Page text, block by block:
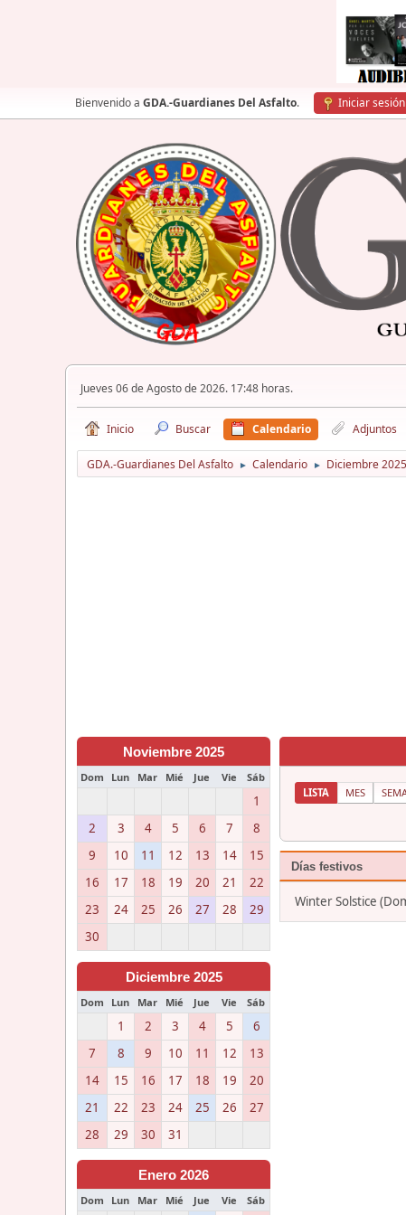
Bienvenido a GDA.-Guardianes Del Asfalto. Iniciar sesión
Jueves 06 de Agosto de 2026. 17:48 horas.
Inicio Buscar Calendario Adjuntos
GDA.-Guardianes Del Asfalto ► Calendario ► Diciembre 2025
Noviembre 2025
Dom Lun Mar Mié Jue Vie Sáb
1
2
3 4 5 6 7
8
9
10 11 12 13 14
15
16
17 18 19 20 21
22
23
24 25 26 27 28
29
30
Diciembre 2025
Dom Lun Mar Mié Jue Vie Sáb
1 2 3 4 5
6
7
8 9 10 11 12
13
14
15 16 17 18 19
20
21
22 23 24 25 26
27
28
29 30 31
Enero 2026
Dom Lun Mar Mié Jue Vie Sáb
LISTA MES
Días festivos
Winter Solstice